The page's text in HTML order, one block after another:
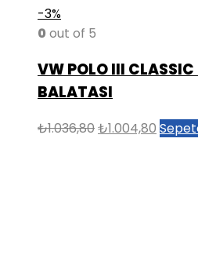
-3%
0 out of 5
VW POLO III
BALATASI
₺1.036,80Orijinal
₺1.004,80 Şu